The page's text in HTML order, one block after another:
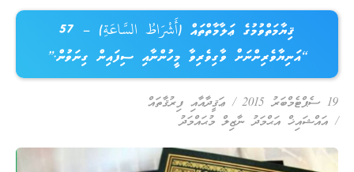
ޤިޔާމަތްވުމުގެ ޢަލާމާތްތައް (أَشْرَاطُ السَّاعَةِ) – 57
“އަނިޔާވެރިންނަށް ވާގިވެރިވާ މީހުންނާއި ސިފައިން ގިނަވުން.”
19 ސެޕްޓެމްބަރު 2015 / ޢަޤީދާއާއި ފިރުޤާތައް
/ އައްޝައިޚް އަޙްމަދު ނާޒިލް މުޙައްމަދު